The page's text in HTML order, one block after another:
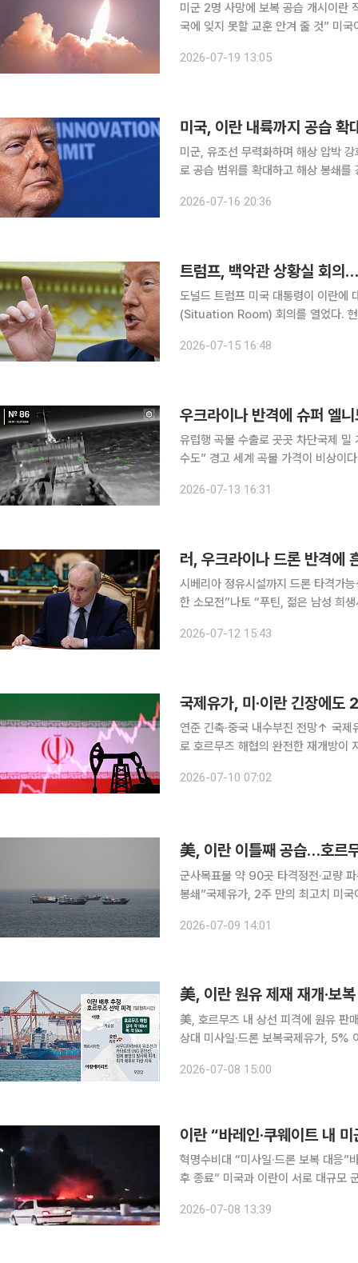
미군 2명 사망에 보복 공습 개시이란
국에 잊지 못할 교훈 안겨 줄 것” 미
하겠다고 선언하면서 양국 간 긴장이
2026-07-19 13:05
미국, 이란 내륙까지 공습
미군, 유조선 무력화하며 해상 압박 강화이란
로 공습 범위를 확대하고 해상 봉쇄
간) 이란 IRNA 통신 등은 이날 새벽
2026-07-16 20:36
트럼프, 백악관 상황실 회의
도널드 트럼프 미국 대통령이 이란에
(Situation Room) 회의를 열었다. 현
령은 이날 국가안보팀과 함께 상황실
2026-07-15 16:48
우크라이나 반격에 슈퍼 엘
유럽행 곡물 수출로 곳곳 차단국제
수도” 경고 세계 곡물 가격이 비상이
면서 ‘애그플레이션(농업 부문 인플레
2026-07-13 16:31
러, 우크라이나 드론 반격에
시베리아 정유시설까지 드론 타격가
한 소모전”나토 “푸틴, 젊은 남성 희
러시아 대통령이 장기 소모전에 들어
2026-07-12 15:43
국제유가, 미·이란 긴장에
연준 긴축·중국 내수부진 전망↑ 국제유가는 9일(현지시간) 하락했다. 미국과 이란의 군사적 충돌
로 호르무즈 해협의 완전한 재개방이
업거래소(NYMEX)에서 미국 서부
2026-07-10 07:02
美, 이란 이틀째 공습…호르
군사목표물 약 90곳 타격정전·교량
봉쇄”국제유가, 2주 만의 최고치 미국이 호르무즈 해협 인근 상선 공격에 대한 보복을 명분으로 이
격에 나서면 호르무즈 해협을 다시 완
2026-07-09 14:01
美, 이란 원유 제재 재개·보
美, 호르무즈 내 상선 피격에 원유 판
상대 미사일·드론 보복국제유가, 5%
미·이란 휴전이 다시 중대 기로에 섰
2026-07-08 15:00
이란 “바레인·쿠웨이트 내
혁명수비대 “미사일·드론 보복 대응”
후 종료” 미국과 이란이 서로 대규모 군사시설을 겨냥한 보복 공습을 주고받으면서 중동 긴장이 다
2026-07-08 13:39